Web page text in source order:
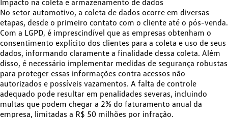
Impacto na coleta e armazenamento de dados
No setor automotivo, a coleta de dados ocorre em diversas
etapas, desde o primeiro contato com o cliente até o pós-venda.
Com a LGPD, é imprescindível que as empresas obtenham o
consentimento explícito dos clientes para a coleta e uso de seus
dados, informando claramente a finalidade dessa coleta. Além
disso, é necessário implementar medidas de segurança robustas
para proteger essas informações contra acessos não
autorizados e possíveis vazamentos. A falta de controle
adequado pode resultar em penalidades severas, incluindo
multas que podem chegar a 2% do faturamento anual da
empresa, limitadas a R$ 50 milhões por infração.​